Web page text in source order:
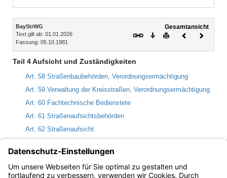
Inhalt
BayStrWG
Text gilt ab: 01.01.2026
Fassung: 05.10.1981
Gesamtansicht
Download
DruckenVorheriges
Teil 4 Aufsicht und Zuständigkeiten
Art. 58 Straßenbaubehörden, Verordnungsermächtigung
Art. 59 Verwaltung der Kreisstraßen, Verordnungsermächtigung
Art. 60 Fachtechnische Bedienstete
Art. 61 Straßenaufsichtsbehörden
Art. 62 Straßenaufsicht
Verordnungsermächtigung
Art. 63 Straßenstatistik